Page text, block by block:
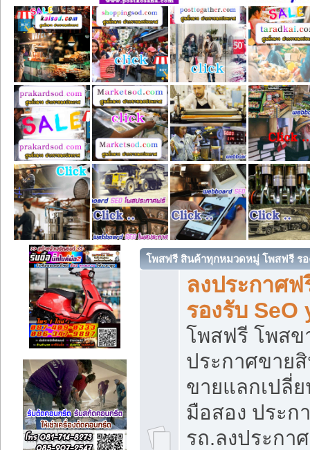
โพสฟรี สินค้าทุกหมวดหมู่ โพสฟรี รอ
ลงประกาศ
รองรับ
โพสฟรี โพสข
ประกาศขาย
ขายแลกเปลี่
มือสอง ประก
รถ.ลงประกา